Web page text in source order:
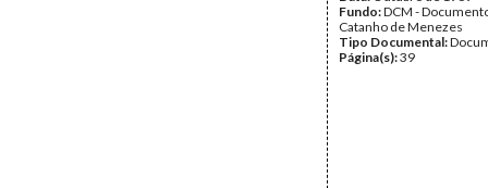
Fundo:DCM -
Catanho de Menezes
Tipo Documental:
Página(s):39